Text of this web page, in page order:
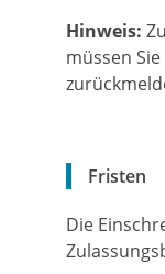
Hinweis:
müssen
Fristen
Die